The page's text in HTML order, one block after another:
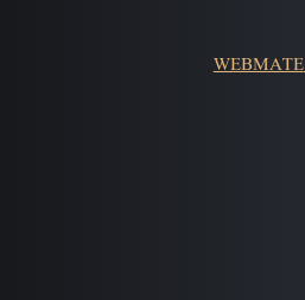
עיצוב ופיתוח על ידי WEBMATE